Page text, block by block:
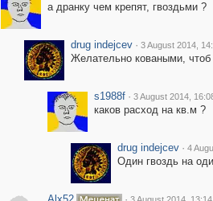
а дранку чем крепят, гвоздьми ?
drug indejcev · 3 August 2014,
Желательно коваными, чтоб
s1988f · 3 August 2014,
каков расход на кв.м ?
drug indejcev · 4
Один гвоздь на